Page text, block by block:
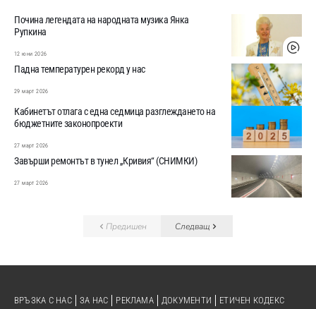
Почина легендата на народната музика Янка
Рупкина
12 юни 2026
Падна температурен рекорд у нас
29 март 2026
Кабинетът отлага с една седмица разглеждането на
бюджетните законопроекти
27 март 2026
Завърши ремонтът в тунел „Кривия“ (СНИМКИ)
27 март 2026
Предишен Следващ
ВРЪЗКА С НАС ЗА НАС РЕКЛАМА ДОКУМЕНТИ ЕТИЧЕН КОДЕКС